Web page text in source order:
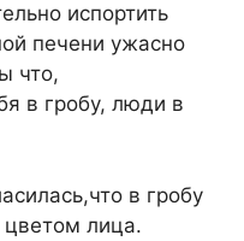
испортить
печени ужасно
что,
в гробу, люди в
в гробу
лица.